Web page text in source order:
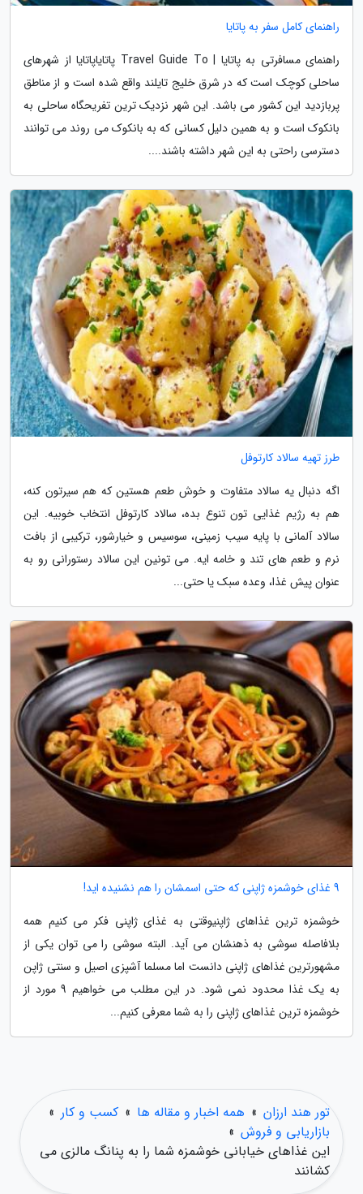
راهنمای کامل سفر به پاتایا
راهنمای مسافرتی به پاتایا | Travel Guide To پاتایاپاتایا از شهرهای
ساحلی کوچک است که در شرق خلیج تایلند واقع شده است و از مناطق
پربازدید این کشور می باشد. این شهر نزدیک ترین تفریحگاه ساحلی به
بانکوک است و به همین دلیل کسانی که به بانکوک می روند می توانند
دسترسی راحتی به این شهر داشته باشند....
طرز تهیه سالاد کارتوفل
اگه دنبال یه سالاد متفاوت و خوش طعم هستین که هم سیرتون کنه،
هم به رژیم غذایی تون تنوع بده، سالاد کارتوفل انتخاب خوبیه. این
سالاد آلمانی با پایه سیب زمینی، سوسیس و خیارشور، ترکیبی از بافت
نرم و طعم های تند و خامه ایه. می تونین این سالاد رستورانی رو به
عنوان پیش غذا، وعده سبک یا حتی...
9 غذای خوشمزه ژاپنی که حتی اسمشان را هم نشنیده اید!
خوشمزه ترین غذاهای ژاپنیوقتی به غذای ژاپنی فکر می کنیم همه
بلافاصله سوشی به ذهنشان می آید. البته سوشی را می توان یکی از
مشهورترین غذاهای ژاپنی دانست اما مسلما آشپزی اصیل و سنتی ژاپن
به یک غذا محدود نمی شود. در این مطلب می خواهیم 9 مورد از
خوشمزه ترین غذاهای ژاپنی را به شما معرفی کنیم...
تور هند ارزان » همه اخبار و مقاله ها » کسب و کار »
بازاریابی و فروش »
این غذاهای خیابانی خوشمزه شما را به پنانگ مالزی می
کشانند